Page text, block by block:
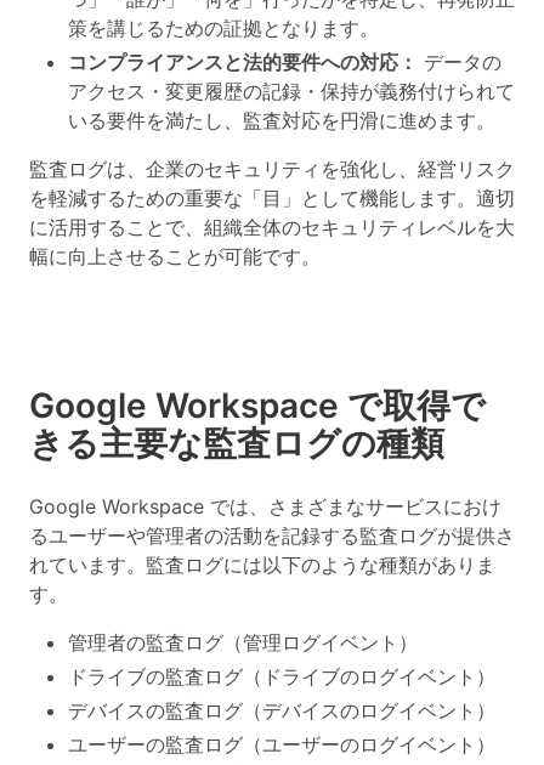
策を講じるための証拠となります。
コンプライアンスと法的要件への対応： データの
アクセス・変更履歴の記録・保持が義務付けられて
いる要件を満たし、監査対応を円滑に進めます。
監査ログは、企業のセキュリティを強化し、経営リスク
を軽減するための重要な「目」として機能します。適切
に活用することで、組織全体のセキュリティレベルを大
幅に向上させることが可能です。
Google Workspace で取得で
きる主要な監査ログの種類
Google Workspace では、さまざまなサービスにおけ
るユーザーや管理者の活動を記録する監査ログが提供さ
れています。監査ログには以下のような種類がありま
す。
管理者の監査ログ（管理ログイベント）
ドライブの監査ログ（ドライブのログイベント）
デバイスの監査ログ（デバイスのログイベント）
ユーザーの監査ログ（ユーザーのログイベント）